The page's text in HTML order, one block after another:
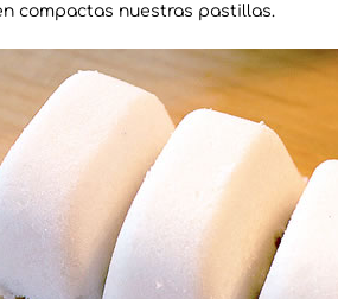
compactas nuestras pastillas.